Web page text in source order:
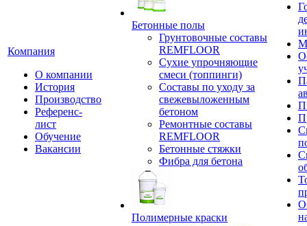
Компания
О компании
История
Производство
Референс-
лист
Обучение
Вакансии
Бетонные полы
Грунтовочные составы
REMFLOOR
Сухие упрочняющие
смеси (топпинги)
Составы по уходу за
свежевыложенным
бетоном
Ремонтные составы
REMFLOOR
Бетонные стяжки
Фибра для бетона
Полимерные краски